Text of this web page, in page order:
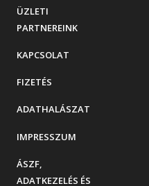
ÜZLETI
PARTNEREINK
KAPCSOLAT
FIZETÉS
ADATHALÁSZAT
IMPRESSZUM
ÁSZF,
ADATKEZELÉS ÉS